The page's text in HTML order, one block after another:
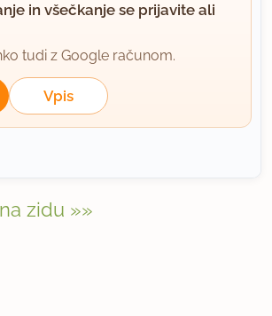
in všečkanje se prijavite ali
tudi z Google računom.
Vpis
zidu »»